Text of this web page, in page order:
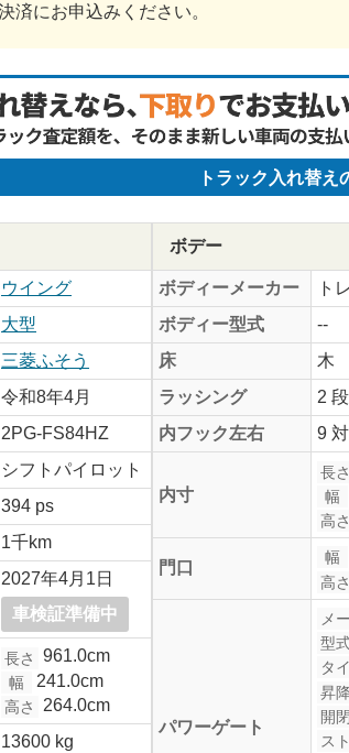
済にお申込みください。
トラック入れ替え
ウイング
大型
三菱ふそう
令和8年4月
2PG-FS84HZ
シフトパイロット
394 ps
1千km
2027年4月1日
車検証準備中
長さ 961.0cm
幅 241.0cm
高さ
264.0cm
13600 kg
ボデー
ボディーメーカー
ト
ボディー型式
--
床
木
ラッシング
2 段
内フック左右
9 対
内寸
長さ
幅
高さ
門口
幅
高さ
パワーゲート
メ
型
タ
昇
開閉
ス